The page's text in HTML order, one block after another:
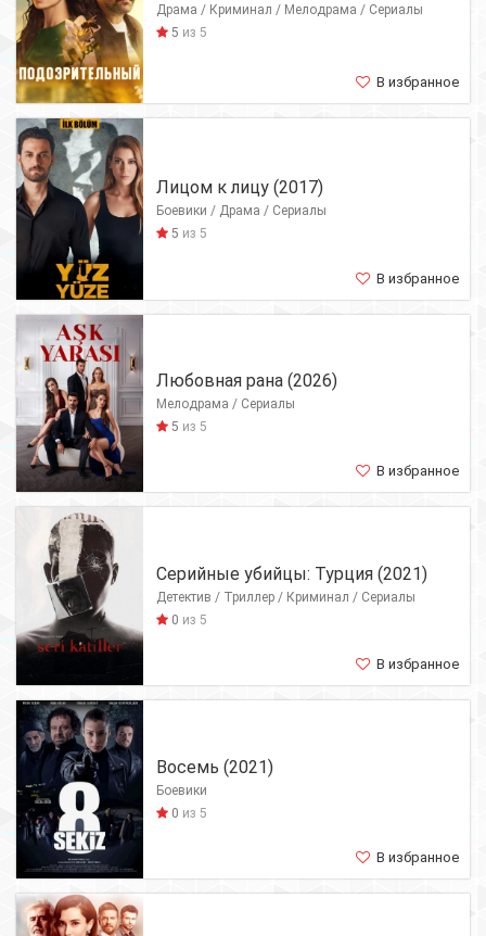
Драма / Криминал / Мелодрама / Сериалы
5 из 5
В избранное
Лицом к лицу (2017)
Боевики / Драма / Сериалы
5 из 5
В избранное
Любовная рана (2026)
Мелодрама / Сериалы
5 из 5
В избранное
Серийные убийцы: Турция (2021)
Детектив / Триллер / Криминал / Сериалы
0 из 5
В избранное
Восемь (2021)
Боевики
0 из 5
В избранное